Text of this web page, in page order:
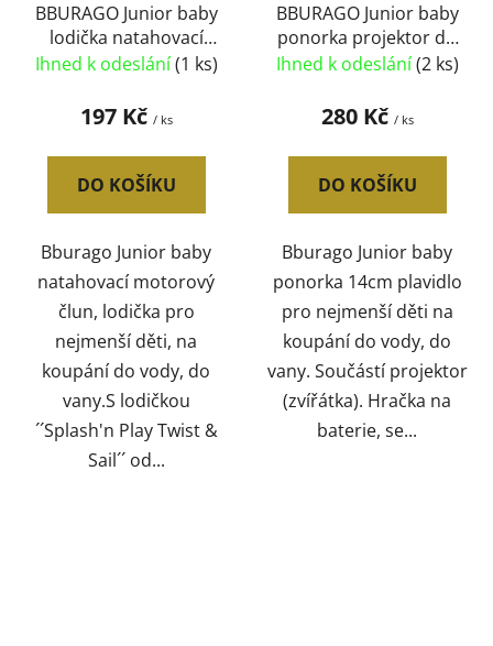
BBURAGO Junior baby
lodička natahovací
motorový člun do vody
Ihned k odeslání(1 ks)
197 Kč / ks
DO KOŠÍKU
Bburago Junior baby
natahovací motorový
člun, lodička pro
nejmenší děti, na
koupání do vody, do
vany.S lodičkou
´´Splash'n Play Twist &
Sail´´ od...
BBURAGO Junior baby
ponorka projektor do
vody do vany na
Ihned k odeslání(2 ks)
280 Kč / ks
DO KOŠÍKU
Bburago Junior baby
ponorka 14cm plavidlo
pro nejmenší děti na
koupání do vody, do
vany. Součástí projektor
(zvířátka). Hračka na
baterie, se...